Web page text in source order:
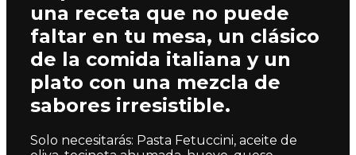
una receta que no puede
faltar en tu mesa, un clásico
de la comida italiana y un
plato con una mezcla de
sabores irresistible.
Solo necesitarás: Pasta Fetuccini, aceite de